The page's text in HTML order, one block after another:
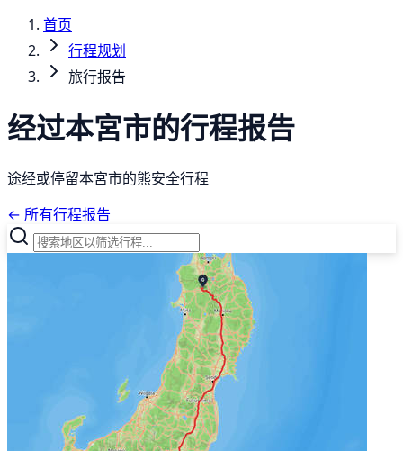
首页
行程规划
旅行报告
经过本宮市的行程报告
途经或停留本宮市的熊安全行程
← 所有行程报告